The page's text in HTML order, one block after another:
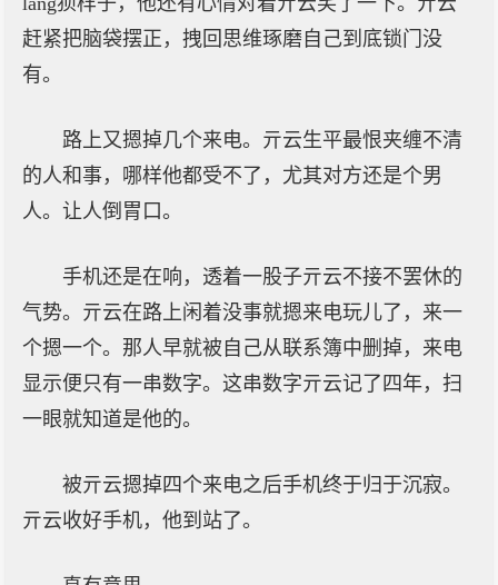
赶紧把脑袋摆正，拽回思维琢磨自己到底锁门没
有。
路上又摁掉几个来电。亓云生平最恨夹缠不清
的人和事，哪样他都受不了，尤其对方还是个男
人。让人倒胃口。
手机还是在响，透着一股子亓云不接不罢休的
气势。亓云在路上闲着没事就摁来电玩儿了，来一
个摁一个。那人早就被自己从联系簿中删掉，来电
显示便只有一串数字。这串数字亓云记了四年，扫
一眼就知道是他的。
被亓云摁掉四个来电之后手机终于归于沉寂。
亓云收好手机，他到站了。